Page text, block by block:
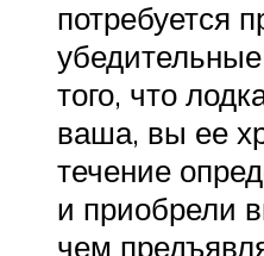
потребуется
того, что
ваша, вы ее
течение
и приобрели
чем